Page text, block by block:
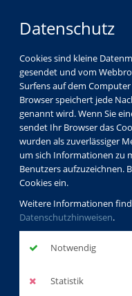
Datenschutz
Cookies sind kleine
gesendet und vom
Surfens auf dem
Browser speichert jede
genannt wird. Wenn Sie
sendet Ihr Browser das
wurden als zuverlässiger
um sich Informationen zu
Benutzers aufzuzeichnen.
Cookies ein.
Weitere Informationen
Datenschutzhinweisen.
Notwendig
Statistik